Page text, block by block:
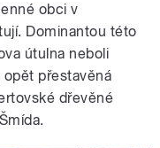
obci v
Dominantou této
útulna neboli
přestavěná
dřevěné